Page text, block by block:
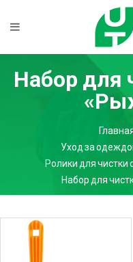
Набор для
Уход за
Ролики для
Набор для